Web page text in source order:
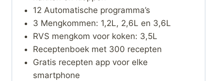
12 Automatische programma’s
3 Mengkommen: 1,2L, 2,6L en 3,6L
RVS mengkom voor koken: 3,5L
Receptenboek met 300 recepten
Gratis recepten app voor elke
smartphone